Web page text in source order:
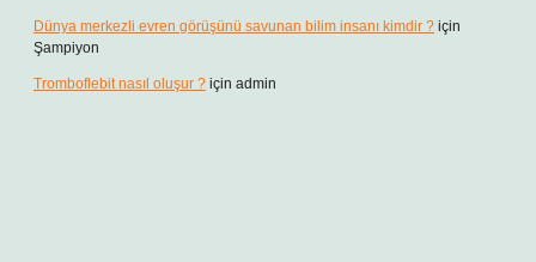
Dünya merkezli evren görüşünü savunan bilim insanı kimdir ? için
Şampiyon
Tromboflebit nasıl oluşur ? için admin